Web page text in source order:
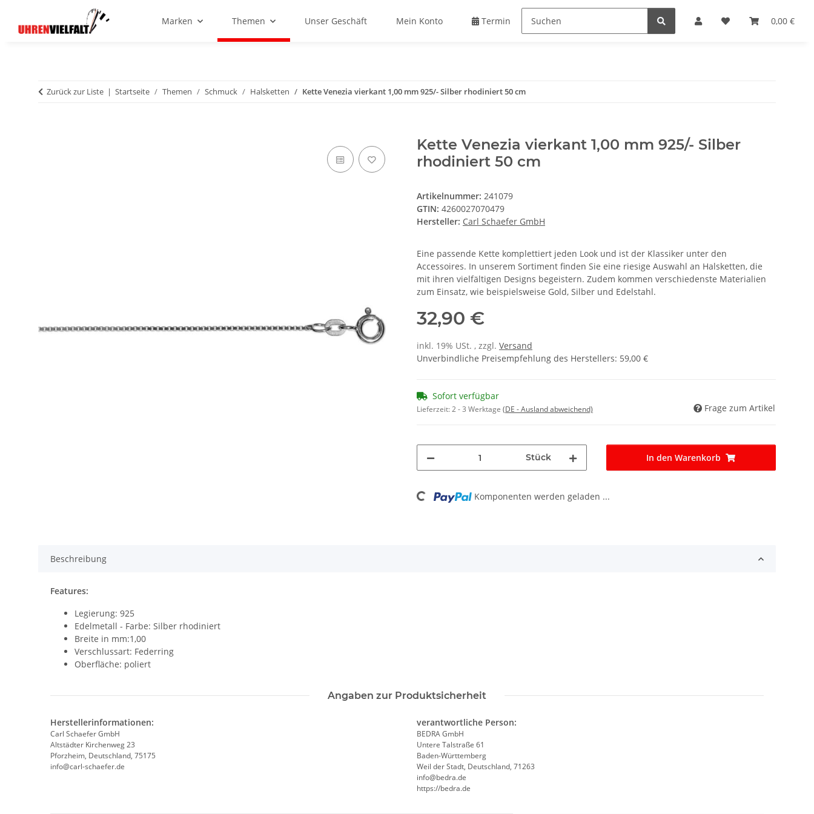
0,00 €
Marken Themen Unser Geschäft Mein Konto Termin buchen
Zurück zur Liste Startseite Themen Schmuck Halsketten Kette Venezia vierkant 1,00 mm 925/- Silber rhodiniert 50 cm
Kette Venezia vierkant 1,00 mm 925/- Silber
rhodiniert 50 cm
Artikelnummer: 241079
GTIN: 4260027070479
Hersteller: Carl Schaefer GmbH
Eine passende Kette komplettiert jeden Look und ist der Klassiker unter den
Accessoires. In unserem Sortiment finden Sie eine riesige Auswahl an Halsketten, die
mit ihren vielfältigen Designs begeistern. Zudem kommen verschiedenste Materialien
zum Einsatz, wie beispielsweise Gold, Silber und Edelstahl.
32,90 €
inkl. 19% USt. , zzgl. Versand
Unverbindliche Preisempfehlung des Herstellers: 59,00 €
Sofort verfügbar
Lieferzeit:2 - 3 Werktage (DE - Ausland abweichend) Frage zum Artikel
Stück In den Warenkorb
Loading... Komponenten werden geladen ...
Beschreibung
Features:
Legierung: 925
Edelmetall - Farbe: Silber rhodiniert
Breite in mm:1,00
Verschlussart: Federring
Oberfläche: poliert
Angaben zur Produktsicherheit
Herstellerinformationen:
Carl Schaefer GmbH
Altstädter Kirchenweg 23
Pforzheim, Deutschland, 75175
info@carl-schaefer.de
verantwortliche Person:
BEDRA GmbH
Untere Talstraße 61
Baden-Württemberg
Weil der Stadt, Deutschland, 71263
info@bedra.de
https://bedra.de